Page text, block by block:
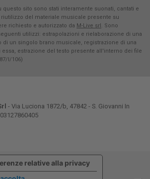
sito sono stati interamente suonati, cantati e
riutilizzo del materiale musicale presente su
richiesto e autorizzato da M-Live srl. Sono
utilizzi: estrapolazioni e rielaborazione di una
di un singolo brano musicale, registrazione di una
estrazione del testo presente all'interno dei file
I/106)
- Via Luciona 1872/b, 47842 - S. Giovanni In
relative alla privacy